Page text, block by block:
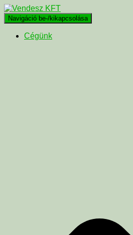
Navigáció be-/kikapcsolása
Cégünk